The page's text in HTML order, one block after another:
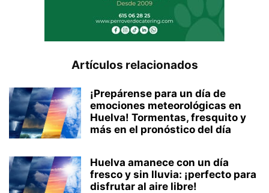
Artículos relacionados
¡Prepárense para un día de
emociones meteorológicas en
Huelva! Tormentas, fresquito y
más en el pronóstico del día
Huelva amanece con un día
fresco y sin lluvia: ¡perfecto para
disfrutar al aire libre!